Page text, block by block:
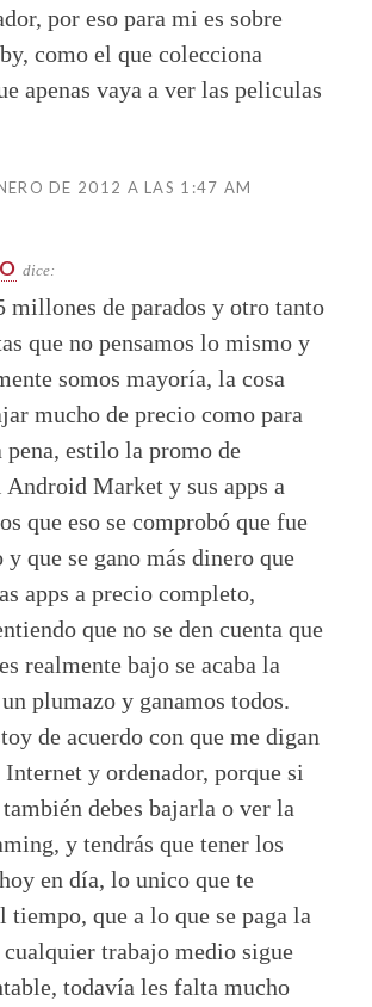
por eso para mi es sobre
como el que colecciona
apenas vaya a ver las peliculas
DE 2012 A LAS 1:47 AM
dice:
millones de parados y otro tanto
que no pensamos lo mismo y
somos mayoría, la cosa
mucho de precio como para
pena, estilo la promo de
Market y sus apps a
que eso se comprobó que fue
y que se gano más dinero que
apps a precio completo,
que no se den cuenta que
realmente bajo se acaba la
plumazo y ganamos todos.
de acuerdo con que me digan
Internet y ordenador, porque si
debes bajarla o ver la
y tendrás que tener los
en día, lo unico que te
tiempo, que a lo que se paga la
cualquier trabajo medio sigue
todavía les falta mucho